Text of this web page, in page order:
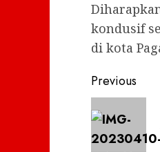
kondusif
di kota
Post
Previous
Previous
post: